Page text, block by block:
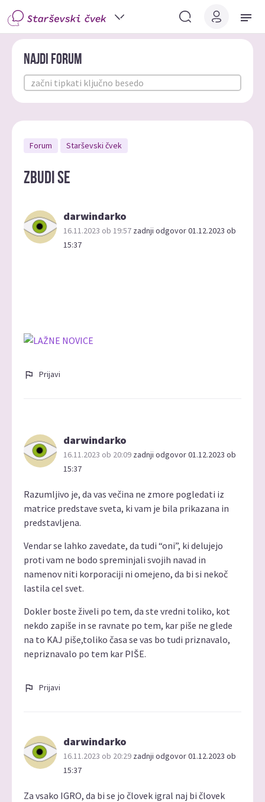
Najdi forum
Forum Starševski čvek
Zbudi se
darwindarko
16.11.2023 ob 19:57 zadnji odgovor 01.12.2023 ob
15:37
Prijavi
darwindarko
16.11.2023 ob 20:09 zadnji odgovor 01.12.2023 ob
15:37
Razumljivo je, da vas večina ne zmore pogledati iz
matrice predstave sveta, ki vam je bila prikazana in
predstavljena.
Vendar se lahko zavedate, da tudi “oni”, ki delujejo
proti vam ne bodo spreminjali svojih navad in
namenov niti korporaciji ni omejeno, da bi si nekoč
lastila cel svet.
Dokler boste živeli po tem, da ste vredni toliko, kot
nekdo zapiše in se ravnate po tem, kar piše ne glede
na to KAJ piše,toliko časa se vas bo tudi priznavalo,
nepriznavalo po tem kar PIŠE.
Prijavi
darwindarko
16.11.2023 ob 20:29 zadnji odgovor 01.12.2023 ob
15:37
Za vsako IGRO, da bi se jo človek igral naj bi človek